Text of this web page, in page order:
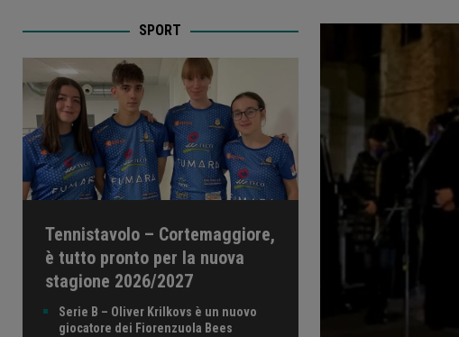
SPORT
Tennistavolo – Cortemaggiore,
è tutto pronto per la nuova
stagione 2026/2027
Serie B – Oliver Krilkovs è un nuovo
giocatore dei Fiorenzuola Bees